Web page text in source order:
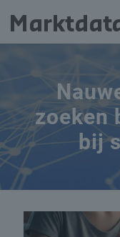
zoeken
bij